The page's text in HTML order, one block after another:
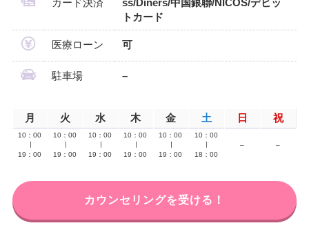
カード決済
ss/Diners/中国銀聯/NICOS/デビッ
トカード
医療ローン 可
駐車場 –
月 火 水 木 金 土 日 祝
10：00
19：00
10：00
19：00
10：00
19：00
10：00
19：00
10：00
19：00
10：00
18：00
– –
カウンセリングを受ける！